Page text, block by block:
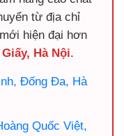
từ địa chỉ
hiện đại hơn
Hà Nội.
Đống Đa, Hà
Quốc Việt,